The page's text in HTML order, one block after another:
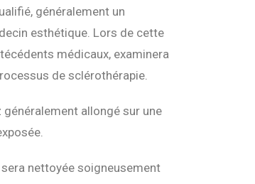
généralement un
esthétique. Lors de cette
médicaux, examinera
de sclérothérapie.
généralement allongé sur une
nettoyée soigneusement